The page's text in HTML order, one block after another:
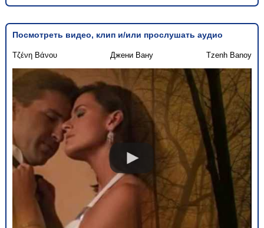
Посмотреть видео, клип и/или прослушать аудио
Τζένη Βάνου Джени Вану Tzenh Banoy